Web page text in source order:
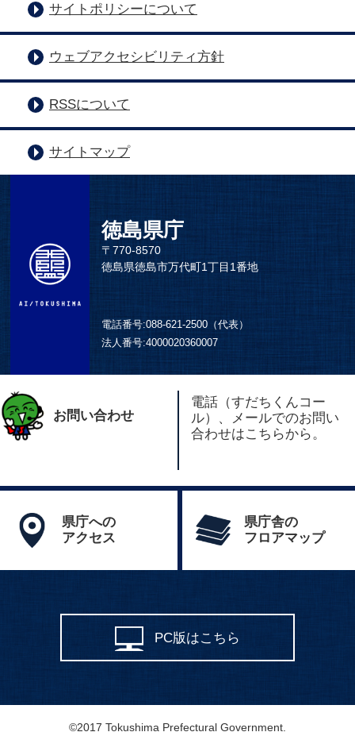
サイトポリシーについて
ウェブアクセシビリティ方針
RSSについて
サイトマップ
徳島県庁
〒770-8570
徳島県徳島市万代町1丁目1番地
電話番号:088-621-2500（代表）
法人番号:4000020360007
お問い合わせ
電話（すだちくんコー
ル）、メールでのお問い
合わせはこちらから。
県庁への
アクセス
県庁舎の
フロアマップ
PC版はこちら
©2017 Tokushima Prefectural Government.